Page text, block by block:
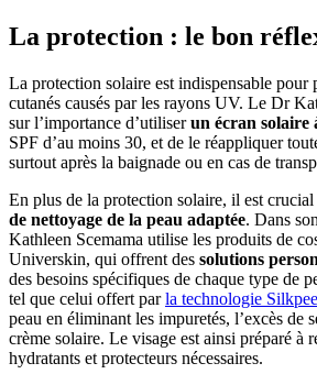
La protection : le bon
La protection solaire est indispensable pour
cutanés causés par les rayons UV. Le Dr
sur l’importance d’utiliserun écran solaire
SPF d’au moins 30, et de le réappliquer
surtout après la baignade ou en cas de
En plus de la protection solaire, il est crucial
de nettoyage de la peau adaptée. Dans
Kathleen Scemama utilise les produits de
Universkin, qui offrent des solutions
des besoins spécifiques de chaque type de
tel que celui offert parla technologie
peau en éliminant les impuretés, l’excès de
crème solaire. Le visage est ainsi préparé à
hydratants et protecteurs nécessaires.